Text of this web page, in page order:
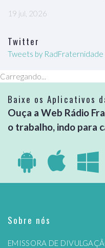
19 jul, 2026
Twitter
Tweets by RadFraternidade
Carregando...
Baixe os Aplicativos
Ouça a Web Rádio
o trabalho, indo para
Sobre nós
EMISSORA DE